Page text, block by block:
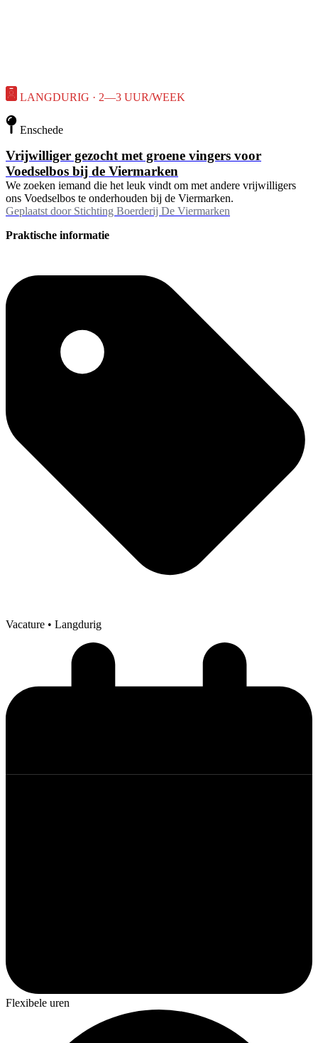
LANGDURIG · 2—3 UUR/WEEK
Enschede
Vrijwilliger gezocht met groene vingers voor
Voedselbos bij de Viermarken
We zoeken iemand die het leuk vindt om met andere vrijwilligers
ons Voedselbos te onderhouden bij de Viermarken.
Geplaatst door Stichting Boerderij De Viermarken
Praktische informatie
Vacature • Langdurig
Flexibele uren